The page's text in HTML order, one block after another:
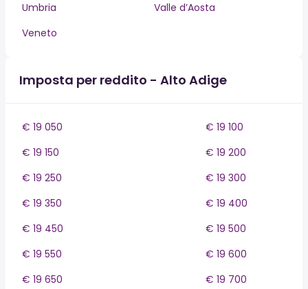
Umbria
Valle d’Aosta
Veneto
Imposta per reddito - Alto Adige
€ 19 050
€ 19 100
€ 19 150
€ 19 200
€ 19 250
€ 19 300
€ 19 350
€ 19 400
€ 19 450
€ 19 500
€ 19 550
€ 19 600
€ 19 650
€ 19 700